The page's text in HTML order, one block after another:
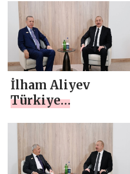
İlham Aliyev
Türkiye
görüştü